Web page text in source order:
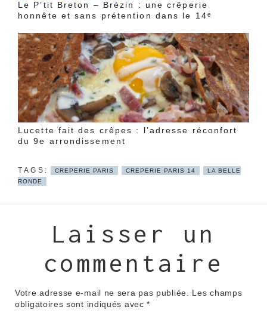
Le P’tit Breton – Brézin : une crêperie
honnête et sans prétention dans le 14ᵉ
Lucette fait des crêpes : l’adresse réconfort
du 9e arrondissement
CREPERIE PARIS CREPERIE PARIS 14
LA BELLE
RONDE
Laisser un
commentaire
Votre adresse e-mail ne sera pas publiée.
Les champs
obligatoires sont indiqués avec*